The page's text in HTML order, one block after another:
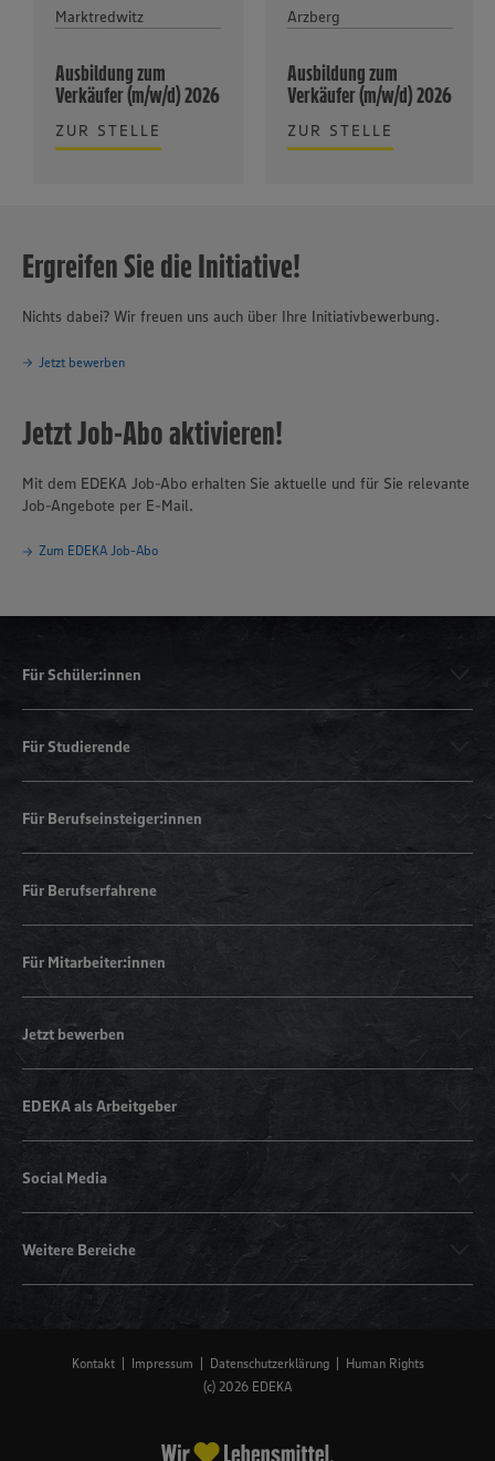
Marktredwitz
Ausbildung zum
Verkäufer (m/w/d) 2026
ZUR STELLE
Arzberg
Ausbildung zum
Verkäufer (m/w/d) 2026
ZUR STELLE
Ergreifen Sie die Initiative!
Nichts dabei? Wir freuen uns auch über Ihre Initiativbewerbung.
Jetzt bewerben
Jetzt Job-Abo aktivieren!
Mit dem EDEKA Job-Abo erhalten Sie aktuelle und für Sie relevante
Job-Angebote per E-Mail.
Zum EDEKA Job-Abo
Für Schüler:innen
Für Studierende
Für Berufseinsteiger:innen
Für Berufserfahrene
Für Mitarbeiter:innen
Jetzt bewerben
EDEKA als Arbeitgeber
Social Media
Weitere Bereiche
Kontakt Impressum Datenschutzerklärung
Human Rights
(c) 2026 EDEKA